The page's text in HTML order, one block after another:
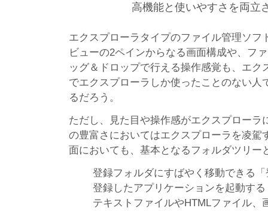
高機能と使いやすさを両立
エクスプローラタイプのファイル管理ソフ
ビューの2ペインからなる画面構成や、フ
ッグ＆ドロップで行える操作感覚も、エク
でエクスプローラしか使ったことのない人
るだろう。
ただし、見た目や操作感がエクスプローラ
の豊富さにおいてはエクスプローラを凌駕
面においても、基本となるフォルダツリー
登録フォルダにすばやく移動できる
登録したアプリケーションを起動す
テキストファイルやHTMLファイル、